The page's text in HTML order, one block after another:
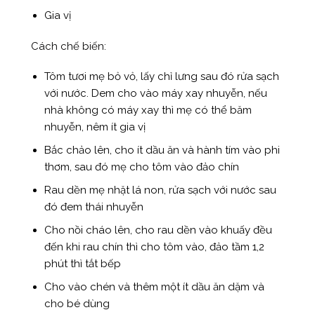
Gia vị
Cách chế biến:
Tôm tươi mẹ bỏ vỏ, lấy chỉ lưng sau đó rửa sạch
với nước. Dem cho vào máy xay nhuyễn, nếu
nhà không có máy xay thì mẹ có thể băm
nhuyễn, nêm ít gia vị
Bắc chảo lên, cho ít dầu ăn và hành tím vào phi
thơm, sau đó mẹ cho tôm vào đảo chín
Rau dền mẹ nhặt lá non, rửa sạch với nước sau
đó đem thái nhuyễn
Cho nồi cháo lên, cho rau dền vào khuấy đều
đến khi rau chín thì cho tôm vào, đảo tầm 1,2
phút thì tắt bếp
Cho vào chén và thêm một ít dầu ăn dặm và
cho bé dùng